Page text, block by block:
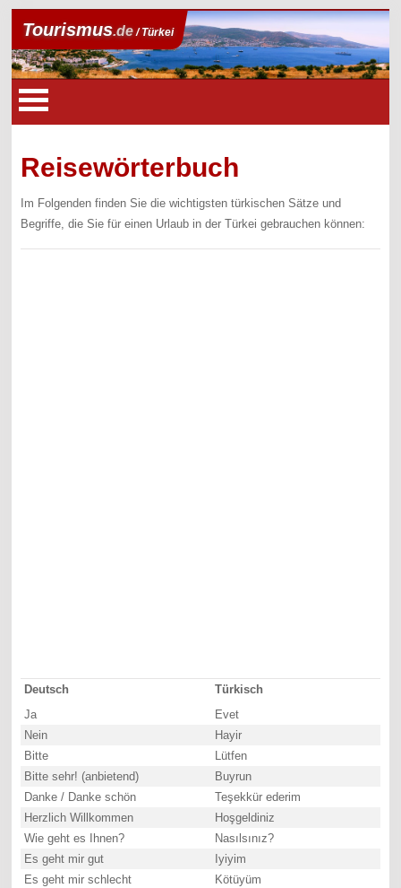
Tourismus.de/ Türkei
Reisewörterbuch
Im Folgenden finden Sie die wichtigsten türkischen Sätze und
Begriffe, die Sie für einen Urlaub in der Türkei gebrauchen können:
Deutsch
Türkisch
Ja
Evet
Nein
Hayir
Bitte
Lütfen
Bitte sehr! (anbietend)
Buyrun
Danke / Danke schön
Teşekkür ederim
Herzlich Willkommen
Hoşgeldiniz
Wie geht es Ihnen?
Nasılsınız?
Es geht mir gut
Iyiyim
Es geht mir schlecht
Kötüyüm